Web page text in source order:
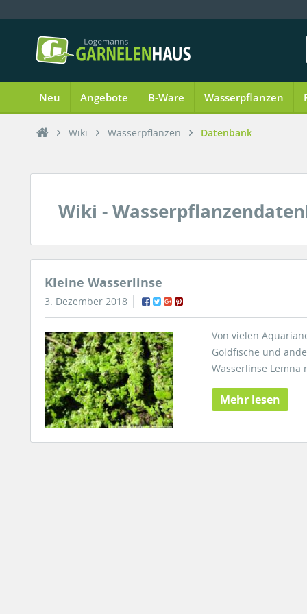
Neu Angebote B-Ware Wasserpflanzen
Wiki Wasserpflanzen Datenbank
Wiki -
Kleine Wasserlinse
3. Dezember 2018
Von vielen
Goldfische und
Wasserlinse
Mehr lesen